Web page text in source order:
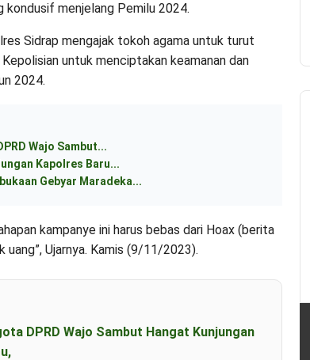
kondusif menjelang Pemilu 2024.
Sidrap mengajak tokoh agama untuk turut
untuk menciptakan keamanan dan
2024.
Wajo Sambut...
Kapolres Baru...
Gebyar Maradeka...
kampanye ini harus bebas dari Hoax (berita
uang”, Ujarnya. Kamis (9/11/2023).
DPRD Wajo Sambut Hangat Kunjungan